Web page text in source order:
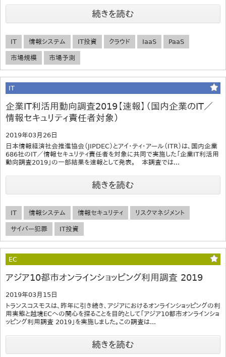
続きを読む
IT 情報システム IT投資 クラウド IaaS PaaS
市場規模 市場予測
IT
企業IT利活用動向調査2019【速報】（国内企業のIT／
情報セキュリティ責任者対象）
2019年03月26日
日本情報経済社会推進協会（JIPDEC）とアイ・ティ・アール（ITR）は、国内企業
686社のIT／情報セキュリティ責任者を対象に共同で実施した「企業IT利活用
動向調査2019」の一部結果を速報として発表。 本調査では...
続きを読む
IT 情報システム 情報セキュリティ リスクマネジメント
サイバー犯罪 IT投資
EC
アジア10都市オンラインショッピング利用調査 2019
2019年03月15日
トランスコスモスは、昨年に引き続き、アジアにおけるオンラインショッピングの利
用実態と越境ECへの関心を探ることを目的として「アジア10都市オンラインショ
ッピング利用調査 2019」を実施しました。この調査は...
続きを読む